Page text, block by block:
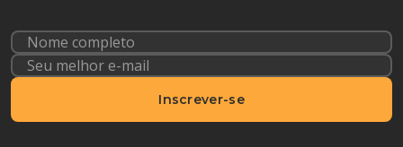
Inscrever-se